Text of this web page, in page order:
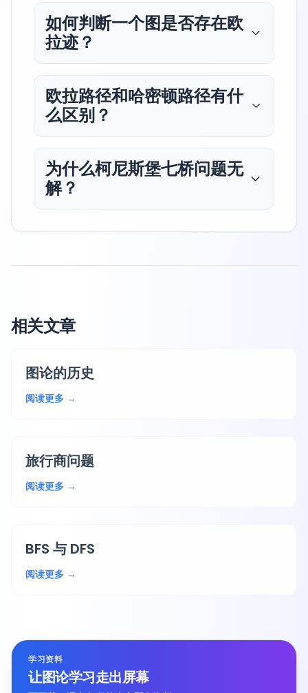
如何判断一个图是否存在欧
拉迹？
欧拉路径和哈密顿路径有什
么区别？
为什么柯尼斯堡七桥问题无
解？
相关文章
图论的历史
阅读更多 →
旅行商问题
阅读更多 →
BFS 与 DFS
阅读更多 →
学习资料
让图论学习走出屏幕